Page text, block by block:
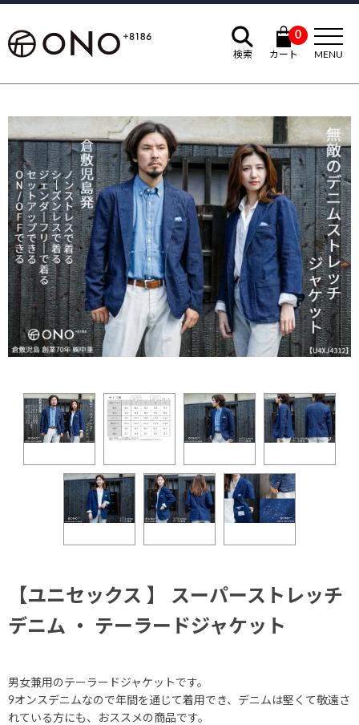
検索
0
カート MENU
【ユニセックス 】 スーパーストレッチ
デニム ・ テーラードジャケット
男女兼用のテーラードジャケットです。
9オンスデニムなので年間を通じて着用でき、デニムは堅くて敬遠さ
れている方にも、おススメの商品です。